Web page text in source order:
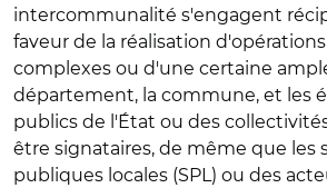
intercommunalité s'engagent
faveur de la réalisation
complexes ou d'une certaine
département, la commune, et les
publics de l'État ou des
être signataires, de même que les
publiques locales (SPL) ou des